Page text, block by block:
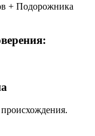
+ Подорожника